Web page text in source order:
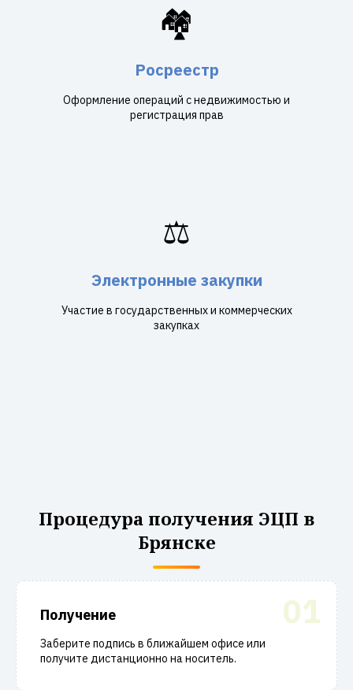
🏘️
Росреестр
Оформление операций с недвижимостью и
регистрация прав
⚖️
Электронные закупки
Участие в государственных и коммерческих
закупках
Процедура получения ЭЦП в
Брянске
01
Получение
Заберите подпись в ближайшем офисе или
получите дистанционно на носитель.